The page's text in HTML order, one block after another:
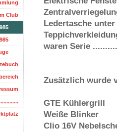
Ledertasche
waren Serie
Zusätzlich wurde
GTE Kühlergrill
Weiße Blinker
Clio 16V
Club